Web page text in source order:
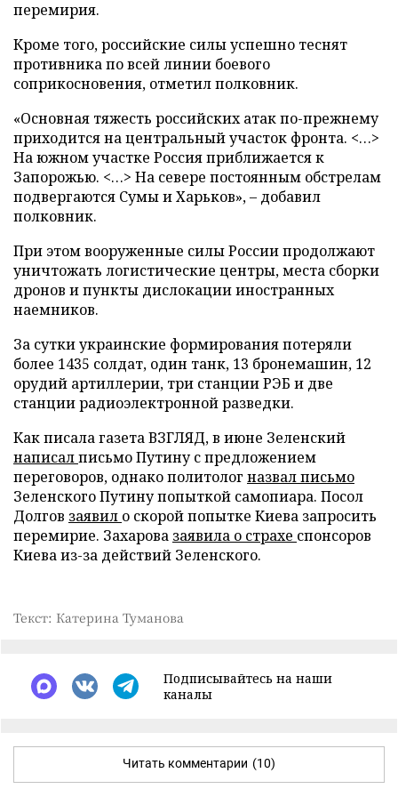
перемирия.
Кроме того, российские силы успешно теснят
противника по всей линии боевого
соприкосновения, отметил полковник.
«Основная тяжесть российских атак по-прежнему
приходится на центральный участок фронта. <…>
На южном участке Россия приближается к
Запорожью. <…> На севере постоянным обстрелам
подвергаются Сумы и Харьков», – добавил
полковник.
При этом вооруженные силы России продолжают
уничтожать логистические центры, места сборки
дронов и пункты дислокации иностранных
наемников.
За сутки украинские формирования потеряли
более 1435 солдат, один танк, 13 бронемашин, 12
орудий артиллерии, три станции РЭБ и две
станции радиоэлектронной разведки.
Как писала газета ВЗГЛЯД, в июне Зеленский
написалписьмо Путину с предложением
переговоров, однако политолог назвал письмо
Зеленского Путину попыткой самопиара. Посол
Долгов заявил о скорой попытке Киева запросить
перемирие. Захарова заявила о страхе спонсоров
Киева из-за действий Зеленского.
Текст: Катерина Туманова
Подписывайтесь на наши
каналы
Читать комментарии (10)